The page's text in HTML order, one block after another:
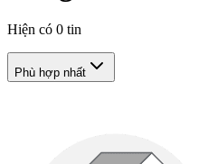
Hiện có 0 tin
Phù hợp nhất